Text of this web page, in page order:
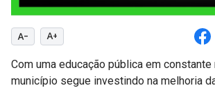
text_decrease text_increase
Com uma educação pública em
município segue investindo na melhoria